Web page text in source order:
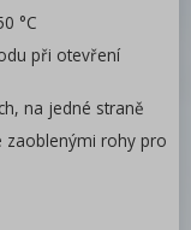
°C
při otevření
na jedné straně
zaoblenými rohy pro